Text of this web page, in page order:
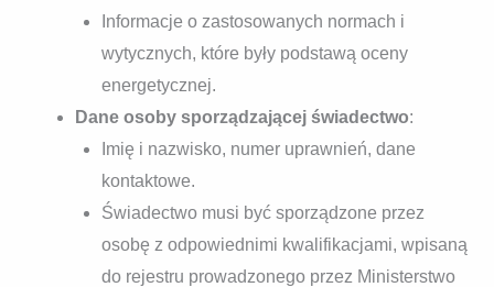
Informacje o zastosowanych normach i
wytycznych, które były podstawą oceny
energetycznej.
Dane osoby sporządzającej świadectwo:
Imię i nazwisko, numer uprawnień, dane
kontaktowe.
Świadectwo musi być sporządzone przez
osobę z odpowiednimi kwalifikacjami, wpisaną
do rejestru prowadzonego przez Ministerstwo